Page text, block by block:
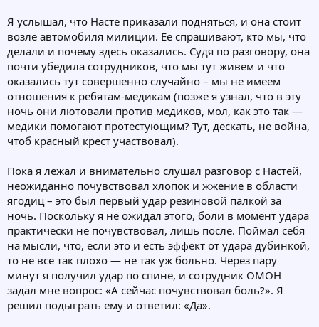
Я услышал, что Насте приказали подняться, и она стоит
возле автомобиля милиции. Ее спрашивают, кто мы, что
делали и почему здесь оказались. Судя по разговору, она
почти убедила сотрудников, что мы тут живем и что
оказались тут совершенно случайно – мы не имеем
отношения к ребятам-медикам (позже я узнал, что в эту
ночь они лютовали против медиков, мол, как это так —
медики помогают протестующим? Тут, дескать, не война,
чтоб красный крест участвовал).
Пока я лежал и внимательно слушал разговор с Настей,
неожиданно почувствовал хлопок и жжение в области
ягодиц – это был первый удар резиновой палкой за
ночь. Поскольку я не ожидал этого, боли в момент удара
практически не почувствовал, лишь после. Поймал себя
на мысли, что, если это и есть эффект от удара дубинкой,
то не все так плохо — не так уж больно. Через пару
минут я получил удар по спине, и сотрудник ОМОН
задал мне вопрос: «А сейчас почувствовал боль?». Я
решил подыграть ему и ответил: «Да».